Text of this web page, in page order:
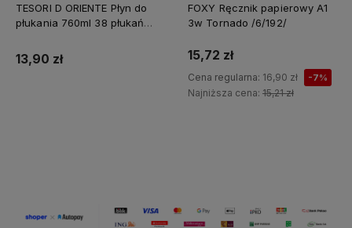
TESORI D ORIENTE Płyn do
płukania 760ml 38 płukań
13,90 zł
FOXY Ręcznik papierowy A1
3w Tornado /6/192/
15,72 zł
Cena regularna: 16,90 zł -7%
Najniższa cena: 15,21 zł